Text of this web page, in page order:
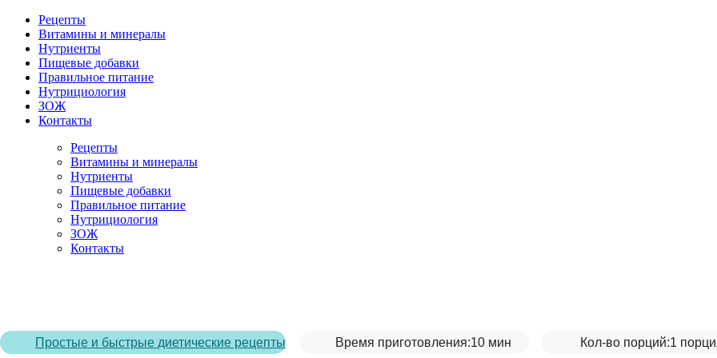
Рецепты
Витамины и минералы
Нутриенты
Пищевые добавки
Правильное питание
Нутрициология
ЗОЖ
Контакты
Рецепты
Витамины и минералы
Нутриенты
Пищевые добавки
Правильное питание
Нутрициология
ЗОЖ
Контакты
Простые и быстрые диетические рецепты Время приготовления:10 мин Кол-во порций:1